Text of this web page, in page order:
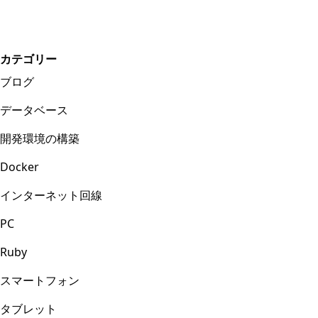
カテゴリー
ブログ
データベース
開発環境の構築
Docker
インターネット回線
PC
Ruby
スマートフォン
タブレット